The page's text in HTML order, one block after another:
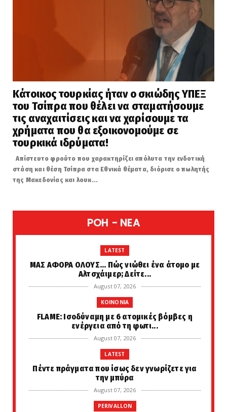
Κάτοικος τουρκίας ήταν ο σκιώδης ΥΠΕΞ
του Τσίπρα που θέλει να σταματήσουμε
τις αναχαιτίσεις και να χαρίσουμε τα
χρήματα που θα εξοικονομούμε σε
τουρκικά ιδρύματα!
Απίστευτο φρούτο που χαρακτηρίζει απόλυτα την ενδοτική
στάση και θέση Τσίπρα στα Εθνικά θέματα, διόρισε ο πωλητής
της Μακεδονίας και λουκ...
POH - NEA
LATEST
ΜΑΣ ΑΦΟΡΑ ΟΛΟΥΣ... Πώς νιώθει ένα άτομο με
Αλτσχάιμερ; Δείτε...
August 07, 2026
KOINONIA
FLAME: Ισοδύναμη με 6 ατομικές βόμβες η
ενέργεια από τη φωτι...
August 07, 2026
LATEST
Πέντε πράγματα που ίσως δεν γνωρίζετε για
την μπύρα
August 07, 2026
PERIVALLON